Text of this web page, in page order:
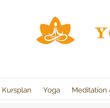
Kursplan Yoga Meditation